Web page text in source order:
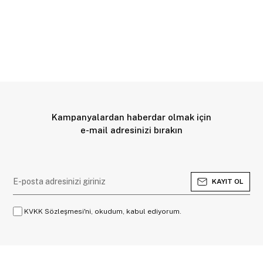
Kampanyalardan haberdar olmak için
e-mail adresinizi bırakın
KAYIT OL
KVKK Sözleşmesi'ni, okudum, kabul ediyorum.